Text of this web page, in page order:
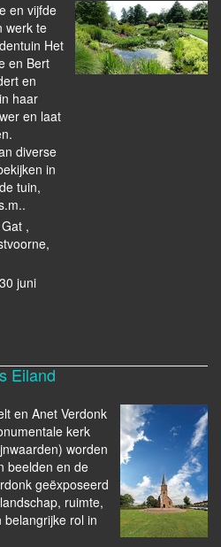
en vijfde
werk te
Het
en Bert
en
haar
en laat
diverse
in
tuin,
,
juni
Eiland
en Anet Verdonk
kerk
worden
beelden en de
geëxposeerd
ruimte,
belangrijke rol in